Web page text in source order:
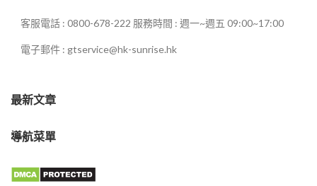
客服電話 : 0800-678-222 服務時間 : 週一~週五 09:00~17:00
電子郵件 : gtservice@hk-sunrise.hk
最新文章
導航菜單